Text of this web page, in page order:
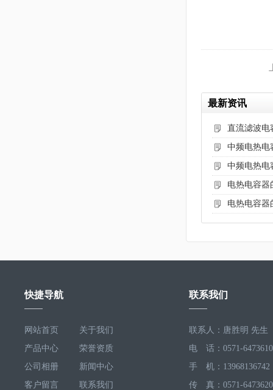
最新资讯
直流滤波电
中频电热电
中频电热电
电热电容器
电热电容器
快捷导航
网站首页
关于我们
产品中心
荣誉资质
公司相册
新闻中心
客户留言
联系我们
联系我们
联系人：唐胜明 先生
电 话：0571-
手 机：13968136742
传 真：0571-